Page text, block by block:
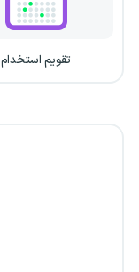
تقویم استخدام